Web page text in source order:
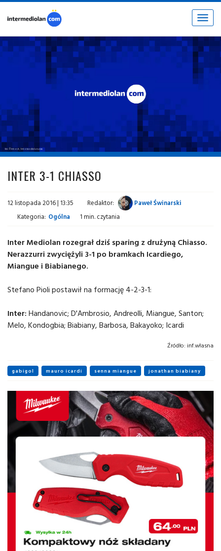
Toggle
fot. © inter.it / intermediolan.com
INTER 3-1 CHIASSO
12 listopada 2016 | 13:35 Redaktor:
Paweł Świnarski
Kategoria: Ogólna 1 min. czytania
Inter Mediolan rozegrał dziś sparing z drużyną Chiasso.
Nerazzurri zwyciężyli 3-1 po bramkach Icardiego,
Miangue i Biabianego.
Stefano Pioli postawił na formację 4-2-3-1:
Inter: Handanovic; D'Ambrosio, Andreolli, Miangue, Santon;
Melo, Kondogbia; Biabiany, Barbosa, Bakayoko; Icardi
Źródło: inf.własna
gabigol mauro icardi senna miangue jonathan biabiany